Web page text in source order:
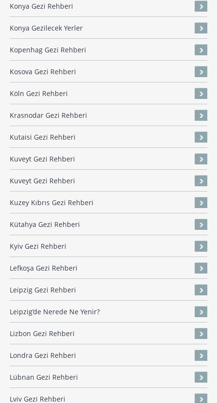
Konya Gezi Rehberi
Konya Gezilecek Yerler
Kopenhag Gezi Rehberi
Kosova Gezi Rehberi
Köln Gezi Rehberi
Krasnodar Gezi Rehberi
Kutaisi Gezi Rehberi
Kuveyt Gezi Rehberi
Kuveyt Gezi Rehberi
Kuzey Kıbrıs Gezi Rehberi
Kütahya Gezi Rehberi
Kyiv Gezi Rehberi
Lefkoşa Gezi Rehberi
Leipzig Gezi Rehberi
Leipzig’de Nerede Ne Yenir?
Lizbon Gezi Rehberi
Londra Gezi Rehberi
Lübnan Gezi Rehberi
Lviv Gezi Rehberi